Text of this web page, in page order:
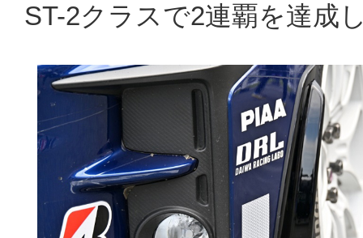
ST-2クラスで2連覇を達成